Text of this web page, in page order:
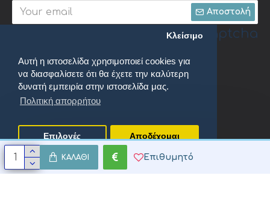
Αυτή η ιστοσελίδα χρησιμοποιεί cookies για
να διασφαλίσετε ότι θα έχετε την καλύτερη
δυνατή εμπειρία στην ιστοσελίδα μας.
Πολιτική απορρήτου
Κλείσιμο
Επιλογές Αποδέχομαι
ΚΑΛΆΘΙ Επιθυμητό
Αποστολή
Captcha
Συμπληρώστε την
ακόλουθη
επαλήθευση
captcha
Πολιτική απορρήτου
Productions. All Rights Reserved.